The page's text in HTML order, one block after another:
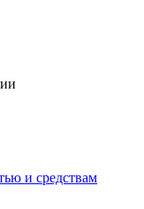
и средствам